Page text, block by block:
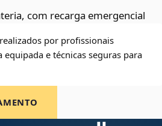
com recarga emergencial
por profissionais
e técnicas seguras para